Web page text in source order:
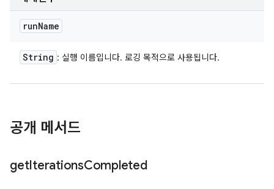
runName
String : 실행 이름입니다. 로깅 목적으로 사용됩니다.
공개 메서드
getIterationsCompleted